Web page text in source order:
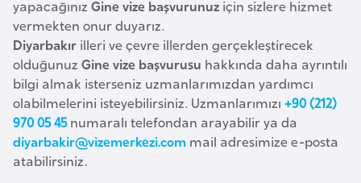
yapacağınız Gine vize başvurunuz için sizlere hizmet
vermekten onur duyarız.
Diyarbakır illeri ve çevre illerden gerçekleştirecek
olduğunuz Gine vize başvurusu hakkında daha ayrıntılı
bilgi almak isterseniz uzmanlarımızdan yardımcı
olabilmelerini isteyebilirsiniz. Uzmanlarımızı +90 (212)
970 05 45numaralı telefondan arayabilir ya da
diyarbakir@vizemerkezi.com mail adresimize e-posta
atabilirsiniz.
B
a
h
r
e
y
n